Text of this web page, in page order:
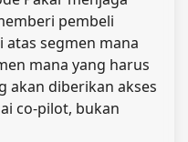
pembeli
segmen mana
mana yang harus
akan diberikan akses
co-pilot, bukan